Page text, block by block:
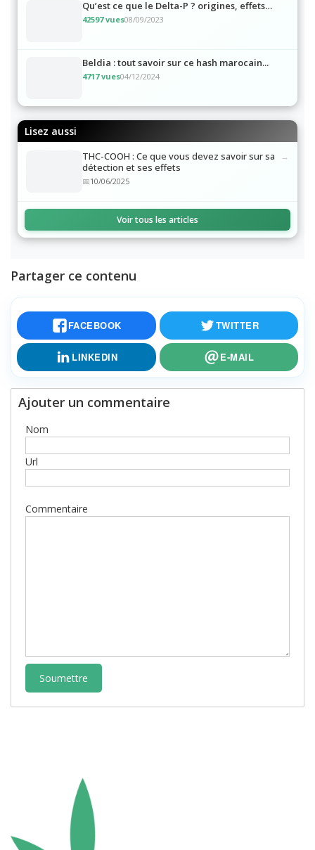
Qu’est ce que le Delta-P ? origines, effets…
42597 vues08/09/2023
Beldia : tout savoir sur ce hash marocain...
4717 vues04/12/2024
Lisez aussi
THC-COOH : Ce que vous devez savoir sur sa
détection et ses effets
10/06/2025
Voir tous les articles
Partager ce contenu
FACEBOOK TWITTER
LINKEDIN E-MAIL
Ajouter un commentaire
Nom
Url
Commentaire